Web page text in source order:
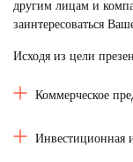
другим лицам и
заинтересоваться
Исходя из цели
Коммерческое
Инвестиционная